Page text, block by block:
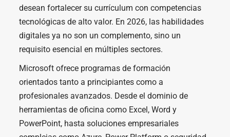
desean fortalecer su currículum con competencias
tecnológicas de alto valor. En 2026, las habilidades
digitales ya no son un complemento, sino un
requisito esencial en múltiples sectores.
Microsoft ofrece programas de formación
orientados tanto a principiantes como a
profesionales avanzados. Desde el dominio de
herramientas de oficina como Excel, Word y
PowerPoint, hasta soluciones empresariales